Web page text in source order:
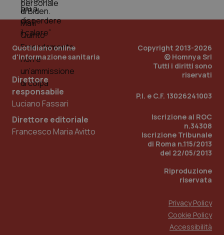
Vaccini
Quotidiano online
d'informazione sanitaria
Direttore
responsabile
Luciano Fassari
Direttore editoriale
Francesco Maria Avitto
Copyright 2013-2026
© Homnya Srl
Tutti i diritti sono
riservati
P.I. e C.F. 13026241003
Iscrizione al ROC
n.34308
Iscrizione Tribunale
di Roma n.115/2013
del 22/05/2013
Riproduzione
riservata
Privacy Policy
Cookie Policy
Accessibilità
tracking-sites-ironfish-
tracking-enable
2
session-id
www.quotidianosanita.it
2
_ga
Google LLC
1
mese